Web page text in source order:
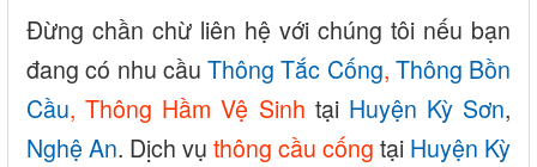
Đừng chần chừ liên hệ với chúng tôi nếu bạn
đang có nhu cầu Thông Tắc Cống, Thông Bồn
Cầu, Thông Hầm Vệ Sinh tại Huyện Kỳ Sơn,
Nghệ An. Dịch vụ thông cầu cống tại Huyện Kỳ